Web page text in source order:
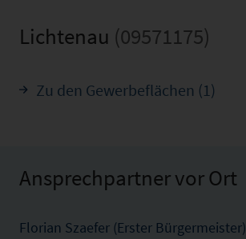
Lichtenau (09571175)
Zu den Gewerbeflächen (1)
Ansprechpartner vor Ort
Florian Szaefer (Erster Bürgermeister)